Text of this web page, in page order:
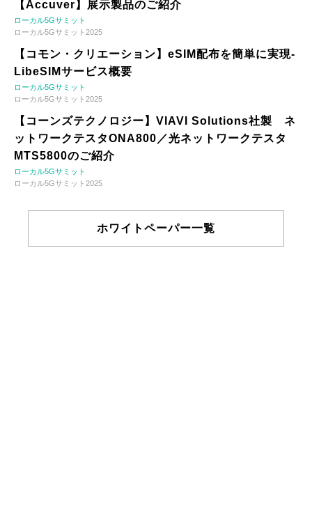
【Accuver】展示製品のご紹介
ローカル5Gサミット
ローカル5Gサミット2025
【コモン・クリエーション】eSIM配布を簡単に実現-
LibeSIMサービス概要
ローカル5Gサミット
ローカル5Gサミット2025
【コーンズテクノロジー】VIAVI Solutions社製 ネ
ットワークテスタONA800／光ネットワークテスタ
MTS5800のご紹介
ローカル5Gサミット
ローカル5Gサミット2025
ホワイトペーパー一覧